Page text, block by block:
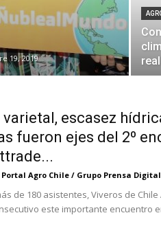
19, 2019
varietal, escasez
fueron ejes del 2º
Portal Agro Chile / Grupo Prensa Digital
de 180 asistentes, Viveros de
este importante encuentro